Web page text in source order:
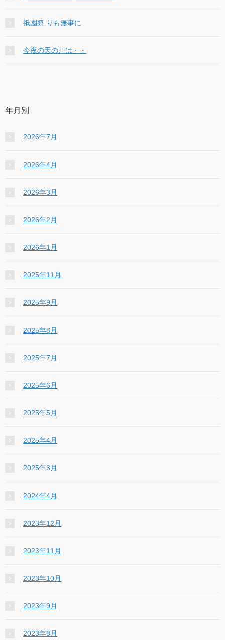
祇園祭 りも無事に
今夜の天の川は・・
年月別
2026年7月
2026年4月
2026年3月
2026年2月
2026年1月
2025年11月
2025年9月
2025年8月
2025年7月
2025年6月
2025年5月
2025年4月
2025年3月
2024年4月
2023年12月
2023年11月
2023年10月
2023年9月
2023年8月